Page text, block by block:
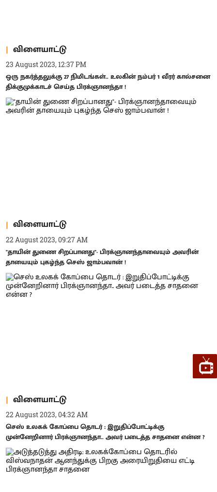
விளையாட்டு
23 August 2023, 12:37 PM
ஒரு நகர்த்தலுக்கு 27 நிமிடங்கள்.. உலகின் நம்பர் 1 வீரர் கால்சனை
திக்குமுக்காடச் செய்த பிரக்ஞானந்தா !
விளையாட்டு
22 August 2023, 09:27 AM
"தாயின் துணை சிறப்பானது"- பிரக்ஞானந்தாவையும் அவரின்
தாயையும் புகழ்ந்த செஸ் ஜாம்பவான் !
விளையாட்டு
22 August 2023, 04:32 AM
செஸ் உலகக் கோப்பை தொடர் : இறுதிப்போட்டிக்கு
முன்னேறினார் பிரக்ஞானந்தா.. அவர் படைத்த சாதனை என்ன ?